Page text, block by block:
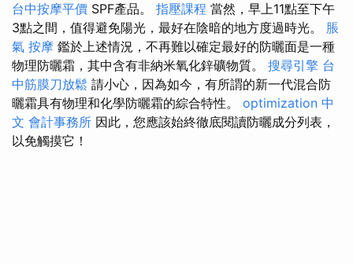
台中按摩平價 SPF產品。 指壓課程 當然，早上11點至下午
3點之間，值得避免陽光，最好在陰暗的地方度過時光。 脹
氣 按摩 鑑於上述情況，不再難以確定最好的防曬面是一種
物理防曬霜，其中含有非納米氧化鋅礦物質。 搜尋引擎 台
中筋膜刀放鬆 請小心，因為如今，有所謂的新一代混合防
曬霜具有物理和化學防曬霜的綜合特性。 optimization 中
文 會計事務所 因此，您應該始終徹底閱讀防曬成分列表，
以免觸摸它！